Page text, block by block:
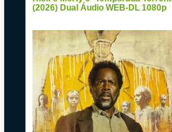
(2026) Dual Áudio WEB-DL 1080p